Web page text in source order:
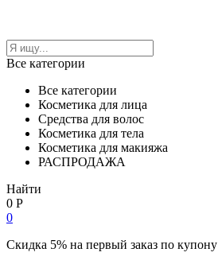
Все категории
Все категории
Косметика для лица
Средства для волос
Косметика для тела
Косметика для макияжа
РАСПРОДАЖА
Найти
0 Р
0
Скидка 5% на первый заказ по купону